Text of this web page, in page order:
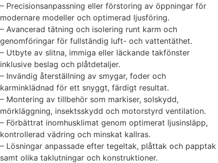
– Precisionsanpassning eller förstoring av öppningar för
modernare modeller och optimerad ljusföring.
– Avancerad tätning och isolering runt karm och
genomföringar för fullständig luft- och vattentäthet.
– Utbyte av slitna, immiga eller läckande takfönster
inklusive beslag och plåtdetaljer.
– Invändig återställning av smygar, foder och
karminklädnad för ett snyggt, färdigt resultat.
– Montering av tillbehör som markiser, solskydd,
mörkläggning, insektsskydd och motorstyrd ventilation.
– Förbättrat inomhusklimat genom optimerat ljusinsläpp,
kontrollerad vädring och minskat kallras.
– Lösningar anpassade efter tegeltak, plåttak och papptak
samt olika taklutningar och konstruktioner.